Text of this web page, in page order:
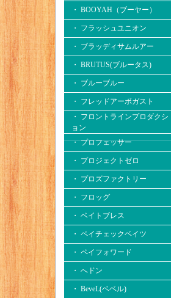
・ BOOYAH（ブーヤー）
・ フラッシュユニオン
・ ブラッディサムルアー
・ BRUTUS(ブルータス)
・ ブルーブルー
・ フレッドアーボガスト
・ フロントラインプロダクシ
ョン
・ プロフェッサー
・ プロジェクトゼロ
・ プロズファクトリー
・ フロッグ
・ ベイトブレス
・ ペイチェックベイツ
・ ペイフォワード
・ へドン
・ BeveL(ベベル)